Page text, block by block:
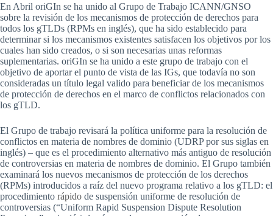
En Abril oriGIn se ha unido al Grupo de Trabajo ICANN/GNSO
sobre la revisión de los mecanismos de protección de derechos para
todos los gTLDs (RPMs en inglés), que ha sido establecido para
determinar si los mecanismos existentes satisfacen los objetivos por los
cuales han sido creados, o si son necesarias unas reformas
suplementarias. oriGIn se ha unido a este grupo de trabajo con el
objetivo de aportar el punto de vista de las IGs, que todavía no son
consideradas un título legal valido para beneficiar de los mecanismos
de protección de derechos en el marco de conflictos relacionados con
los gTLD.
El Grupo de trabajo revisará la política uniforme para la resolución de
conflictos en materia de nombres de dominio (UDRP por sus siglas en
inglés) – que es el procedimiento alternativo más antiguo de resolución
de controversias en materia de nombres de dominio. El Grupo también
examinará los nuevos mecanismos de protección de los derechos
(RPMs) introducidos a raíz del nuevo programa relativo a los gTLD: el
procedimiento rápido de suspensión uniforme de resolución de
controversias (“Uniform Rapid Suspension Dispute Resolution